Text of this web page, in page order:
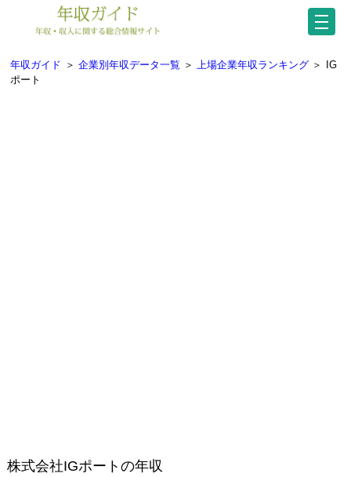
年収ガイド ＞ 企業別年収データ一覧 ＞ 上場企業年収ランキング ＞
IG
ポート
株式会社IGポートの年収